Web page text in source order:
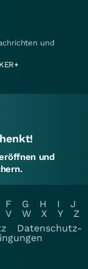
und
und
F G H I
J
V W X Y
Z
Datenschutz-